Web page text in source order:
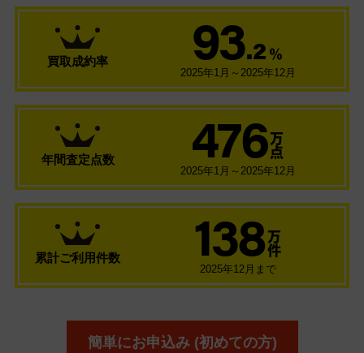
買取成約率 93.2 ％
2025年1月～2025年12月
年間査定点数 476 万
点
2025年1月～2025年12月
累計ご利用件数 138 万
件
2025年12月まで
簡単にお申込み (初めての方)